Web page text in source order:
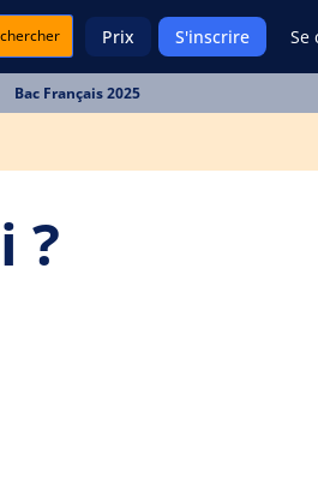
Prix S'inscrire Se
Bac Français 2025
?